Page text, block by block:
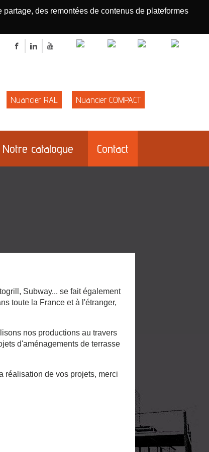
des remontées de contenus de plateformes
Rechercher
FacebookLinkedIn
Nuancier RAL Nuancier COMPACT
Notre catalogue Contact
Subway... se fait également
toute la France et à l'étranger,
nos productions au travers
d'aménagements de terrasse
réalisation de vos projets, merci